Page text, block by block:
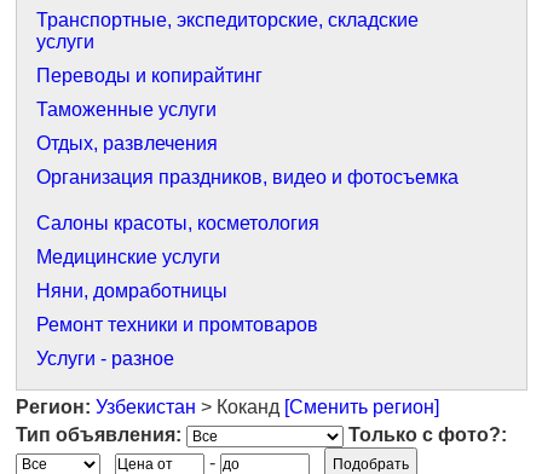
Транспортные, экспедиторские, складские
услуги
Переводы и копирайтинг
Таможенные услуги
Отдых, развлечения
Организация праздников, видео и фотосъемка
Салоны красоты, косметология
Медицинские услуги
Няни, домработницы
Ремонт техники и промтоваров
Услуги - разное
Регион: Узбекистан > Коканд [Сменить регион]
Тип объявления:
Только с фото?:
-